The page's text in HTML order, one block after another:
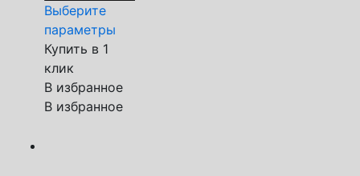
Выберите
параметры
Купить в 1
клик
В избранное
В избранное